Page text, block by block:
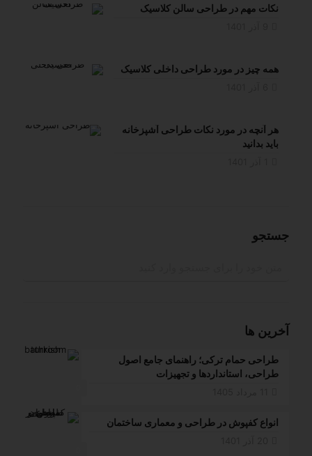
نکات مهم در طراحی سالن کلاسیک
همه چیز در مورد طراحی داخلی کلاسیک
هر آنچه در مورد نکات طراحی آشپزخانه
باید بدانید
جستجو
آخرین ها
طراحی حمام ترکی؛ راهنمای جامع اصول
طراحی، استانداردها و تجهیزات
انواع کفپوش در طراحی و معماری ساختمان